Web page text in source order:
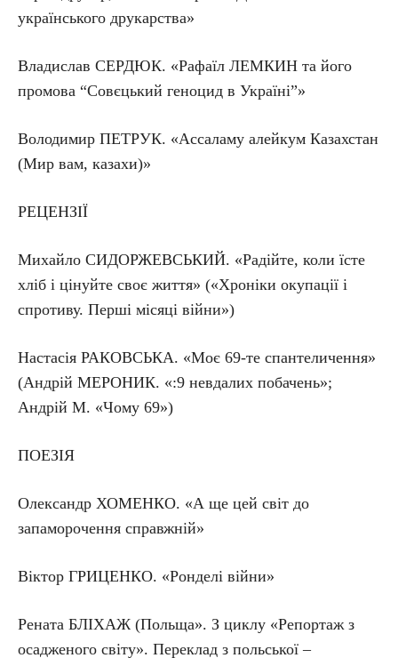
українського друкарства»
Владислав СЕРДЮК. «Рафаїл ЛЕМКИН та його
промова “Совєцький геноцид в Україні”»
Володимир ПЕТРУК. «Ассаламу алейкум Казахстан
(Мир вам, казахи)»
РЕЦЕНЗІЇ
Михайло СИДОРЖЕВСЬКИЙ. «Радійте, коли їсте
хліб і цінуйте своє життя» («Хроніки окупації і
спротиву. Перші місяці війни»)
Настасія РАКОВСЬКА. «Моє 69-те спантеличення»
(Андрій МЕРОНИК. «:9 невдалих побачень»;
Андрій М. «Чому 69»)
ПОЕЗІЯ
Олександр ХОМЕНКО. «А ще цей світ до
запаморочення справжній»
Віктор ГРИЦЕНКО. «Ронделі війни»
Рената БЛІХАЖ (Польща». З циклу «Репортаж з
осадженого світу». Переклад з польської –